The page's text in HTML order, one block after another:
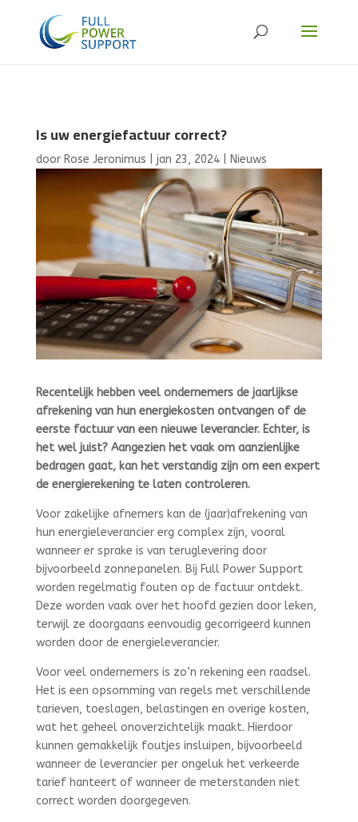
Is uw energiefactuur correct?
door Rose Jeronimus jan 23, 2024| Nieuws
Recentelijk hebben veel ondernemers de jaarlijkse
afrekening van hun energiekosten ontvangen of de
eerste factuur van een nieuwe leverancier. Echter, is
het wel juist? Aangezien het vaak om aanzienlijke
bedragen gaat, kan het verstandig zijn om een expert
de energierekening te laten controleren.
Voor zakelijke afnemers kan de (jaar)afrekening van
hun energieleverancier erg complex zijn, vooral
wanneer er sprake is van teruglevering door
bijvoorbeeld zonnepanelen. Bij Full Power Support
worden regelmatig fouten op de factuur ontdekt.
Deze worden vaak over het hoofd gezien door leken,
terwijl ze doorgaans eenvoudig gecorrigeerd kunnen
worden door de energieleverancier.
Voor veel ondernemers is zo’n rekening een raadsel.
Het is een opsomming van regels met verschillende
tarieven, toeslagen, belastingen en overige kosten,
wat het geheel onoverzichtelijk maakt. Hierdoor
kunnen gemakkelijk foutjes insluipen, bijvoorbeeld
wanneer de leverancier per ongeluk het verkeerde
tarief hanteert of wanneer de meterstanden niet
correct worden doorgegeven.